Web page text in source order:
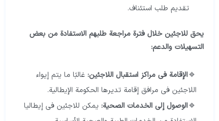
تقديم طلب استئناف.
يحق للاجئين خلال فترة مراجعة طلبهم الاستفادة من بعض
التسهيلات والدعم:
الإقامة في مراكز استقبال اللاجئين: غالبًا ما يتم إيواء
اللاجئين في مرافق إقامة تديرها الحكومة الإيطالية.
الوصول إلى الخدمات الصحية: يمكن للاجئين في إيطاليا